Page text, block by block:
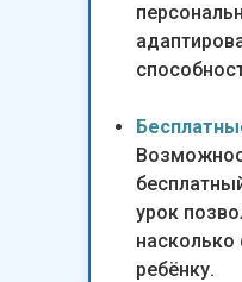
урок
ребёнку.